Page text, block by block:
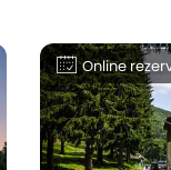
Online